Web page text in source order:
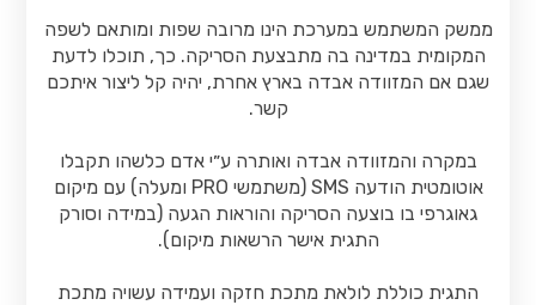
ממשק המשתמש במערכת הינו מרובה שפות ומותאם לשפה
המקומית במדינה בה מתבצעת הסריקה. כך, תוכלו לדעת
שגם אם המזוודה אבדה בארץ אחרת, יהיה קל ליצור איתכם
קשר.
במקרה והמזוודה אבדה ואותרה ע״י אדם כלשהו תקבלו
אוטומטית הודעה SMS (משתמשי PRO ומעלה) עם מיקום
גאוגרפי בו בוצעה הסריקה והוראות הגעה (במידה וסורק
התגית אישר הרשאות מיקום).
התגית כוללת לולאת מתכת חזקה ועמידה עשויה מתכת